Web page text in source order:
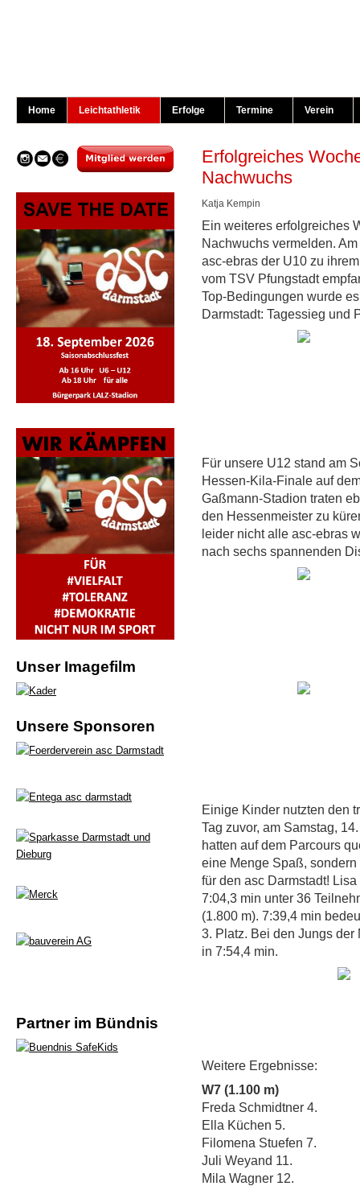
Home Leichtathletik Erfolge Termine Verein
Unser Imagefilm
Unsere Sponsoren
Partner im Bündnis
Erfolgreiches
Nachwuchs
Katja Kempin
Ein weiteres erfolgreiches
Nachwuchs vermelden.
asc-ebras der U10 zu
vom TSV Pfungstadt
Top-Bedingungen wurde
Darmstadt: Tagessieg und
Für unsere U12 stand am
Hessen-Kila-Finale auf
Gaßmann-Stadion traten
den Hessenmeister zu
leider nicht alle asc-ebras
nach sechs spannenden
Einige Kinder nutzten den
Tag zuvor, am Samstag,
hatten auf dem Parcours
eine Menge Spaß,
für den asc Darmstadt!
7:04,3 min unter 36
(1.800 m). 7:39,4 min
3. Platz. Bei den Jungs der
in 7:54,4 min.
Weitere Ergebnisse:
W7 (1.100 m)
Freda Schmidtner 4.
Ella Küchen 5.
Filomena Stuefen 7.
Juli Weyand 11.
Mila Wagner 12.